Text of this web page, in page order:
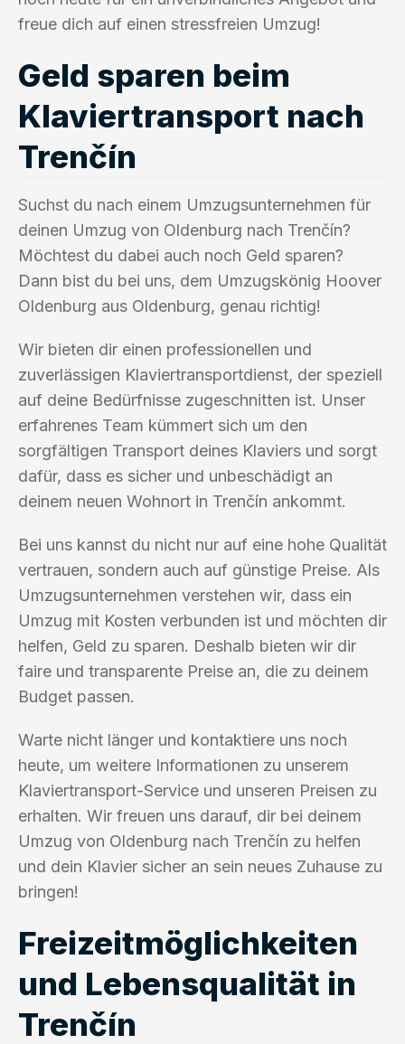
freue dich auf einen stressfreien Umzug!
Geld sparen beim
Klaviertransport nach
Trenčín
Suchst du nach einem Umzugsunternehmen für
deinen Umzug von Oldenburg nach Trenčín?
Möchtest du dabei auch noch Geld sparen?
Dann bist du bei uns, dem Umzugskönig Hoover
Oldenburg aus Oldenburg, genau richtig!
Wir bieten dir einen professionellen und
zuverlässigen Klaviertransportdienst, der speziell
auf deine Bedürfnisse zugeschnitten ist. Unser
erfahrenes Team kümmert sich um den
sorgfältigen Transport deines Klaviers und sorgt
dafür, dass es sicher und unbeschädigt an
deinem neuen Wohnort in Trenčín ankommt.
Bei uns kannst du nicht nur auf eine hohe Qualität
vertrauen, sondern auch auf günstige Preise. Als
Umzugsunternehmen verstehen wir, dass ein
Umzug mit Kosten verbunden ist und möchten dir
helfen, Geld zu sparen. Deshalb bieten wir dir
faire und transparente Preise an, die zu deinem
Budget passen.
Warte nicht länger und kontaktiere uns noch
heute, um weitere Informationen zu unserem
Klaviertransport-Service und unseren Preisen zu
erhalten. Wir freuen uns darauf, dir bei deinem
Umzug von Oldenburg nach Trenčín zu helfen
und dein Klavier sicher an sein neues Zuhause zu
bringen!
Freizeitmöglichkeiten
und Lebensqualität in
Trenčín